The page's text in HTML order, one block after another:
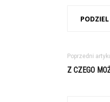
PODZIEL
Poprzedni
Z CZEGO